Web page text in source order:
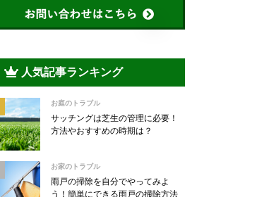
人気記事ランキング
お庭のトラブル
サッチングは芝生の管理に必要！
方法やおすすめの時期は？
お家のトラブル
雨戸の掃除を自分でやってみよ
う！簡単にできる雨戸の掃除方法